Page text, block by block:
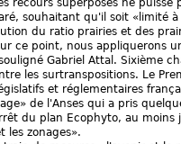
recours superposés ne puisse
souhaitant qu'il soit «limité
du ratio prairies et des
ce point, nous appliquerons
Gabriel Attal. Sixième
les surtranspositions. Le
et réglementaires
de l'Anses qui a pris
du plan Ecophyto, au moins
les zonages».